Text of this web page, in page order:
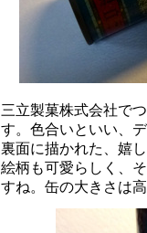
三立製菓株式会社で
す。色合いといい、
裏面に描かれた、嬉
絵柄も可愛らしく、
すね。缶の大きさは